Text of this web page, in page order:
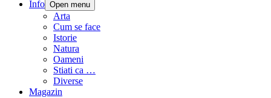
Info Open menu
Arta
Cum se face
Istorie
Natura
Oameni
Stiati ca …
Diverse
Magazin